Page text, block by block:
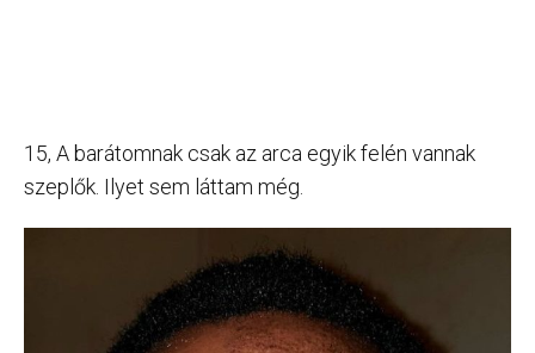
15, A barátomnak csak az arca egyik felén vannak
szeplők. Ilyet sem láttam még.